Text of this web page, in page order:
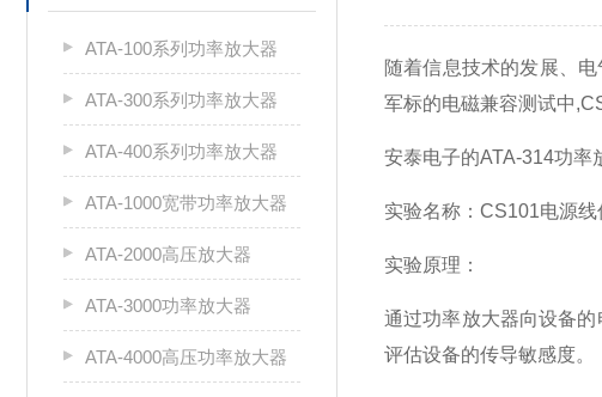
ATA-100系列功率放大器
ATA-300系列功率放大器
ATA-400系列功率放大器
ATA-1000宽带功率放大器
ATA-2000高压放大器
ATA-3000功率放大器
ATA-4000高压功率放大器
随着信息技术的发展、
军标的电磁兼容测试中
安泰电子的ATA-314功率
实验名称：CS101电源
实验原理：
通过功率放大器向设备
评估设备的传导敏感度。